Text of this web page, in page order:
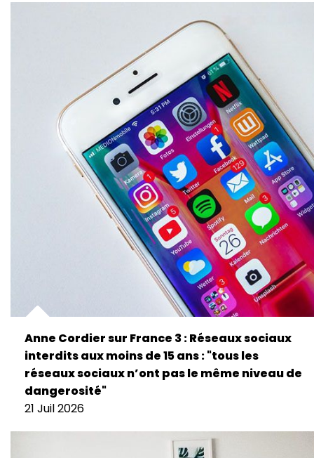
Anne Cordier sur France 3 : Réseaux sociaux
interdits aux moins de 15 ans : "tous les
réseaux sociaux n’ont pas le même niveau de
dangerosité"
21 Juil 2026